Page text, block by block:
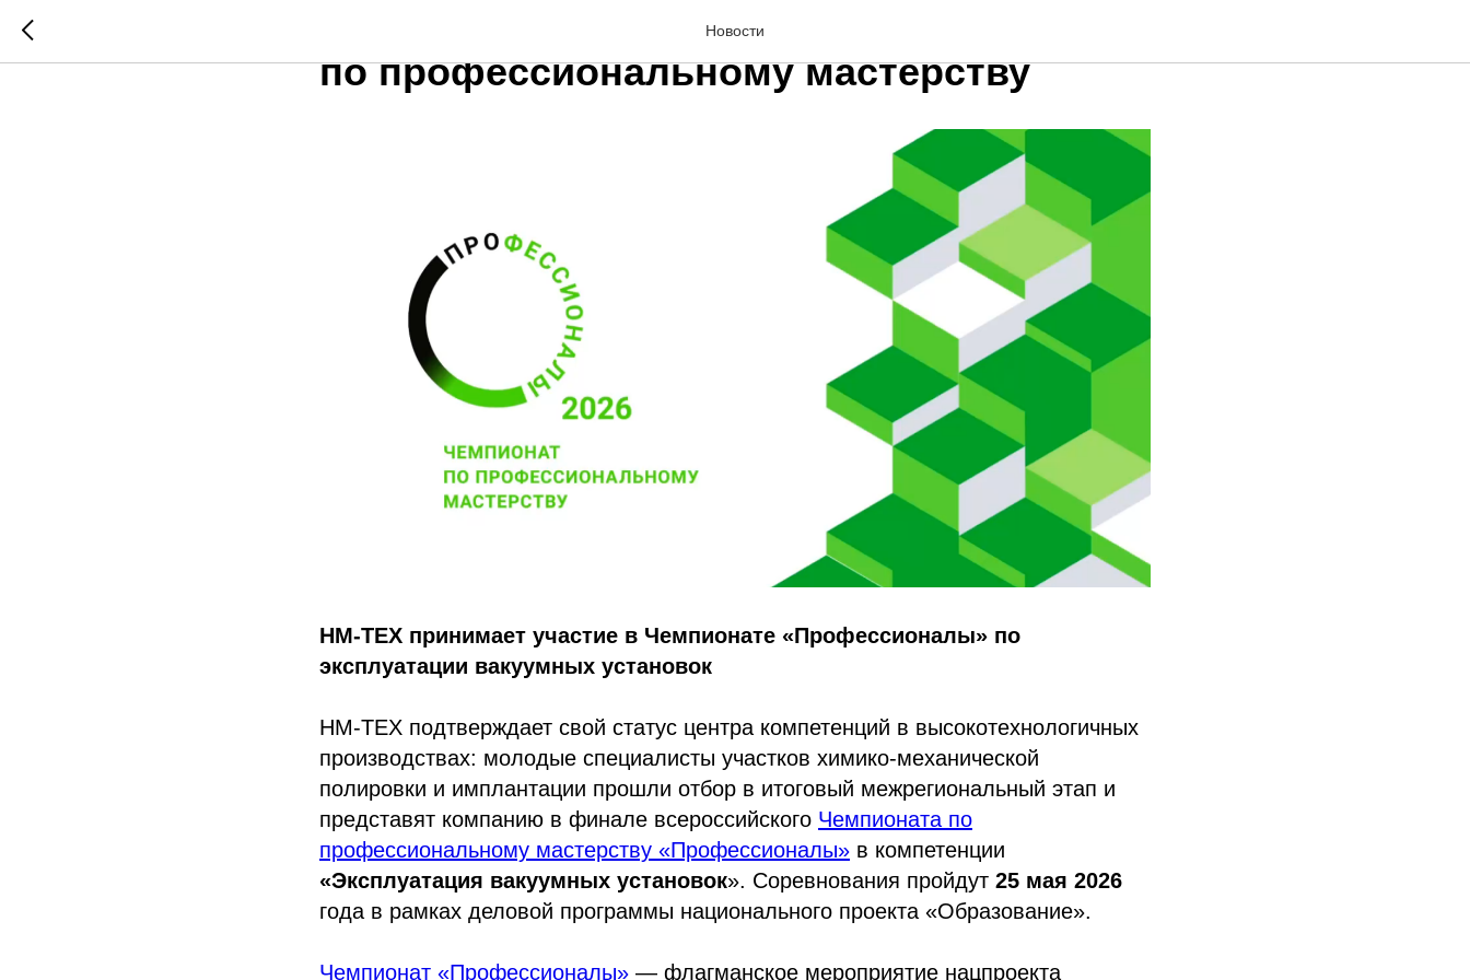
Новости
Всероссийское чемпионатное движение
по профессиональному мастерству
НМ-ТЕХ принимает участие в Чемпионате «Профессионалы» по
эксплуатации вакуумных установок
НМ-ТЕХ подтверждает свой статус центра компетенций в высокотехнологичных
производствах: молодые специалисты участков химико-механической
полировки и имплантации прошли отбор в итоговый межрегиональный этап и
представят компанию в финале всероссийского Чемпионата по
профессиональному мастерству «Профессионалы» в компетенции
«Эксплуатация вакуумных установок». Соревнования пройдут 25 мая 2026
года в рамках деловой программы национального проекта «Образование».
Чемпионат «Профессионалы» — флагманское мероприятие нацпроекта